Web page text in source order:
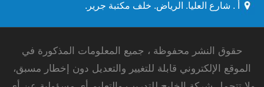
أ . شارع العليا. الرياض. خلف مكتبة جرير.
حقوق النشر محفوظة ، جميع المعلومات المذكورة في
الموقع الإلكتروني قابلة للتغيير والتعديل دون إخطار مسبق،